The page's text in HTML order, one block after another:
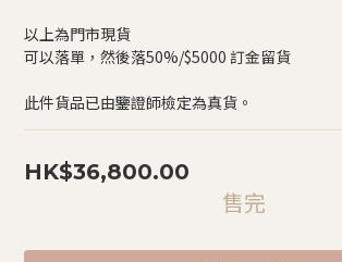
以上為門市現貨
可以落單，然後落50%/$5000 訂金留貨
此件貨品已由鑒證師檢定為真貨。
HK$36,800.00
售完